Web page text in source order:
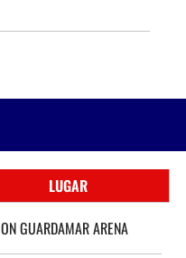
LUGAR
ON GUARDAMAR ARENA